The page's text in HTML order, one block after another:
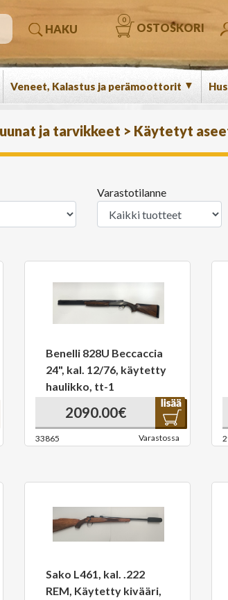
HAKU OSTOSKORI
0
Veneet, Kalastus ja perämoottorit ▼
ja tarvikkeet > Käytetyt
Varastotilanne
Benelli 828U Beccaccia
24", kal. 12/76, käytetty
haulikko, tt-1
2090.00€
33865 Varastossa
Sako L461, kal. .222
REM, Käytetty kivääri,